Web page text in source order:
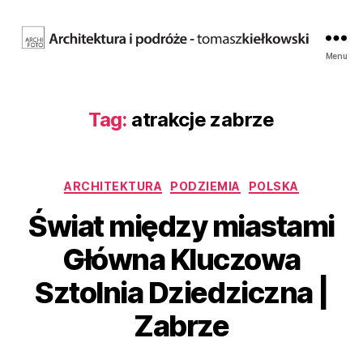
Menu
Tag: atrakcje zabrze
Kategorie
ARCHITEKTURA PODZIEMIA POLSKA
Świat między miastami
Główna Kluczowa
Sztolnia Dziedziczna |
Zabrze